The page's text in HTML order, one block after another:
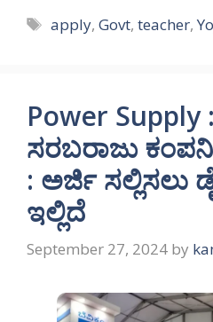
Tags
apply,Govt,teacher,
Power Supply
ಸರಬರಾಜು
: ಅರ್ಜಿ ಸಲ್ಲಿಸಲು
ಇಲ್ಲಿದೆ
September 27, 2024 by